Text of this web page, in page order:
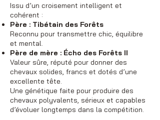
Issu d’un croisement intelligent et
cohérent :
Père : Tibétain des Forêts
Reconnu pour transmettre chic, équilibre
et mental.
Père de mère : Écho des Forêts II
Valeur sûre, réputé pour donner des
chevaux solides, francs et dotés d’une
excellente tête.
Une génétique faite pour produire des
chevaux polyvalents, sérieux et capables
d’évoluer longtemps dans la compétition.